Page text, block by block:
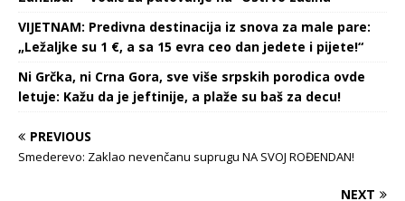
VIJETNAM: Predivna destinacija iz snova za male pare:
„Ležaljke su 1 €, a sa 15 evra ceo dan jedete i pijete!“
Ni Grčka, ni Crna Gora, sve više srpskih porodica ovde
letuje: Kažu da je jeftinije, a plaže su baš za decu!
PREVIOUS
Smederevo: Zaklao nevenčanu suprugu NA SVOJ ROĐENDAN!
NEXT